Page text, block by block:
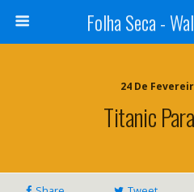
Folha Seca -
24 De
Titanic